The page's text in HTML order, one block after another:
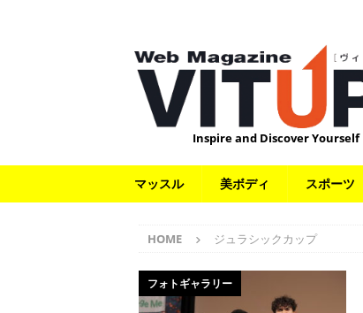
Inspire and Discover Yourself
マッスル 美ボディ スポーツ
HOME ジュラシックカップ
フォトギャラリー